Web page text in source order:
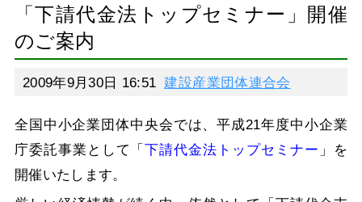
「下請代金法トップセミナー」開催
のご案内
2009年9月30日 16:51 建設産業団体連合会
全国中小企業団体中央会では、平成21年度中小企業
庁委託事業として「下請代金法トップセミナー 」を
開催いたします。